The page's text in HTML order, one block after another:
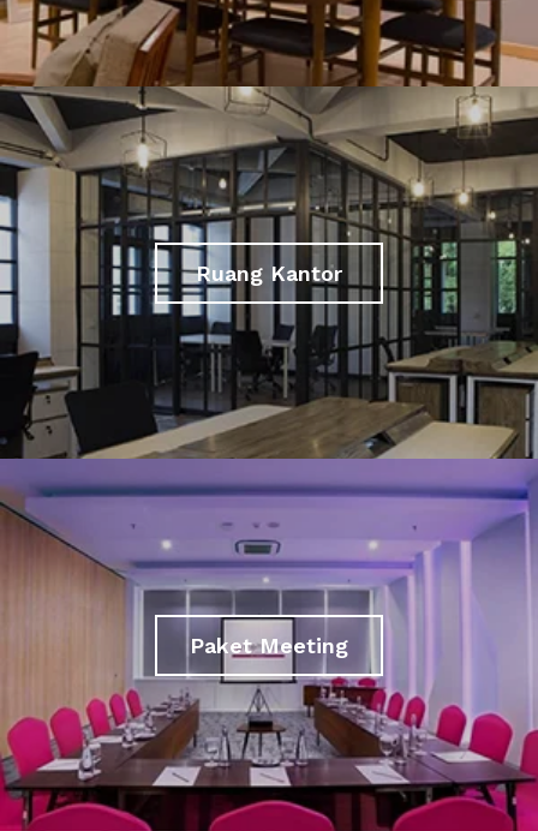
Ruang Kantor
Paket Meeting